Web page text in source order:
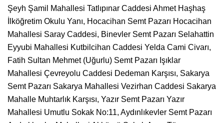
Şeyh Şamil Mahallesi Tatlıpınar Caddesi Ahmet Haşhaş
İlköğretim Okulu Yanı, Hocacihan Semt Pazarı Hocacihan
Mahallesi Saray Caddesi, Binevler Semt Pazarı Selahattin
Eyyubi Mahallesi Kutbilcihan Caddesi Yelda Cami Civarı,
Fatih Sultan Mehmet (Uğurlu) Semt Pazarı Işıklar
Mahallesi Çevreyolu Caddesi Dedeman Karşısı, Sakarya
Semt Pazarı Sakarya Mahallesi Vezirhan Caddesi Sakarya
Mahalle Muhtarlık Karşısı, Yazır Semt Pazarı Yazır
Mahallesi Umutlu Sokak No:11, Aydınlıkevler Semt Pazarı